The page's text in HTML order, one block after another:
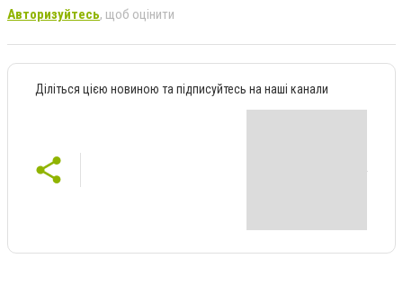
Авторизуйтесь, щоб оцінити
Діліться цією новиною та підписуйтесь на наші канали